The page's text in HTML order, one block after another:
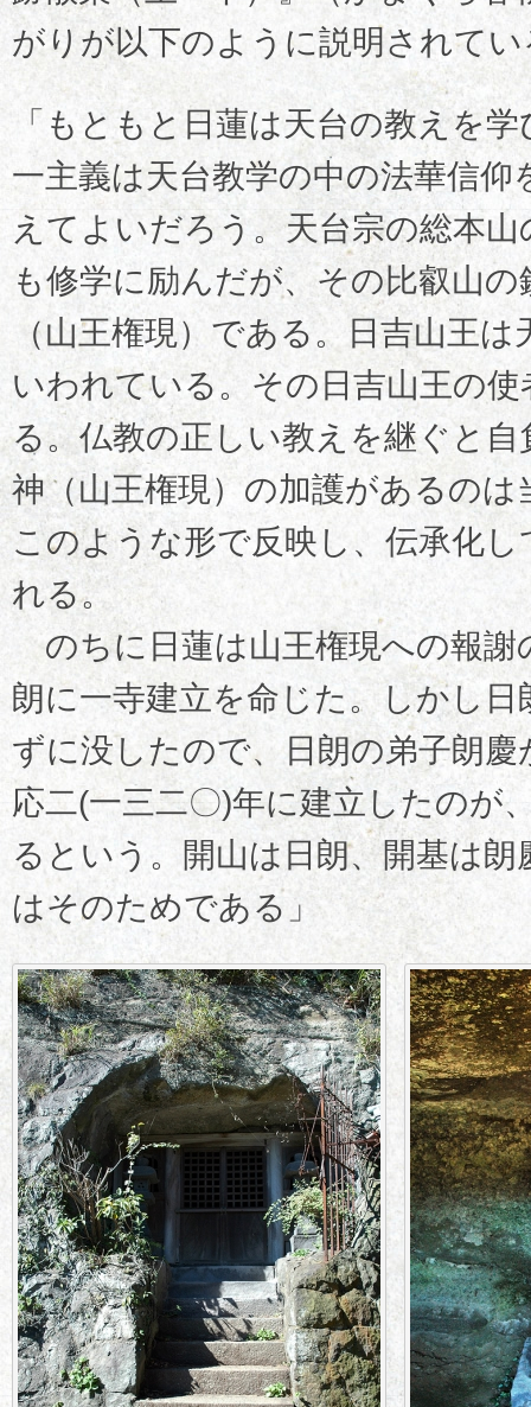
がりが以下のように説明されてい
「もともと日蓮は天台の教えを
一主義は天台教学の中の法華信仰
えてよいだろう。天台宗の総本
も修学に励んだが、その比叡山の
（山王権現）である。日吉山王
いわれている。その日吉山王の
る。仏教の正しい教えを継ぐと
神（山王権現）の加護があるのは
このような形で反映し、伝承化
れる。
のちに日蓮は山王権現への報謝
朗に一寺建立を命じた。しかし
ずに没したので、日朗の弟子朗
応二(一三二〇)年に建立したのが
るという。開山は日朗、開基は
はそのためである」